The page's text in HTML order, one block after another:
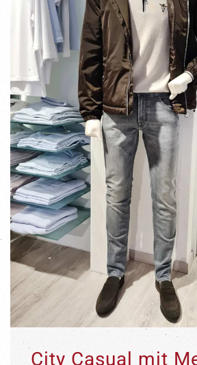
City Casual mit